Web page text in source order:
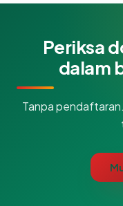
Periksa
dalam
Tanpa